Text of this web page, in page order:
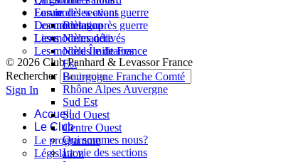
La vie des sections
Bretagne
Normandie
Nord Île de France
Est
Bourgogne Franche Comté
Rhône Alpes Auvergne
Sud Est
Sud Ouest
Centre Ouest
Le programme
Législation
Les modèles avant guerre
Les modèles après guerre
Les modèles dérivés
Les modèles militaires
Forum
Documentation
Liens
© 2026 Club Panhard & Levassor France
Rechercher
Sign In
Accueil
Le Club
Qui sommes nous?
La vie des sections